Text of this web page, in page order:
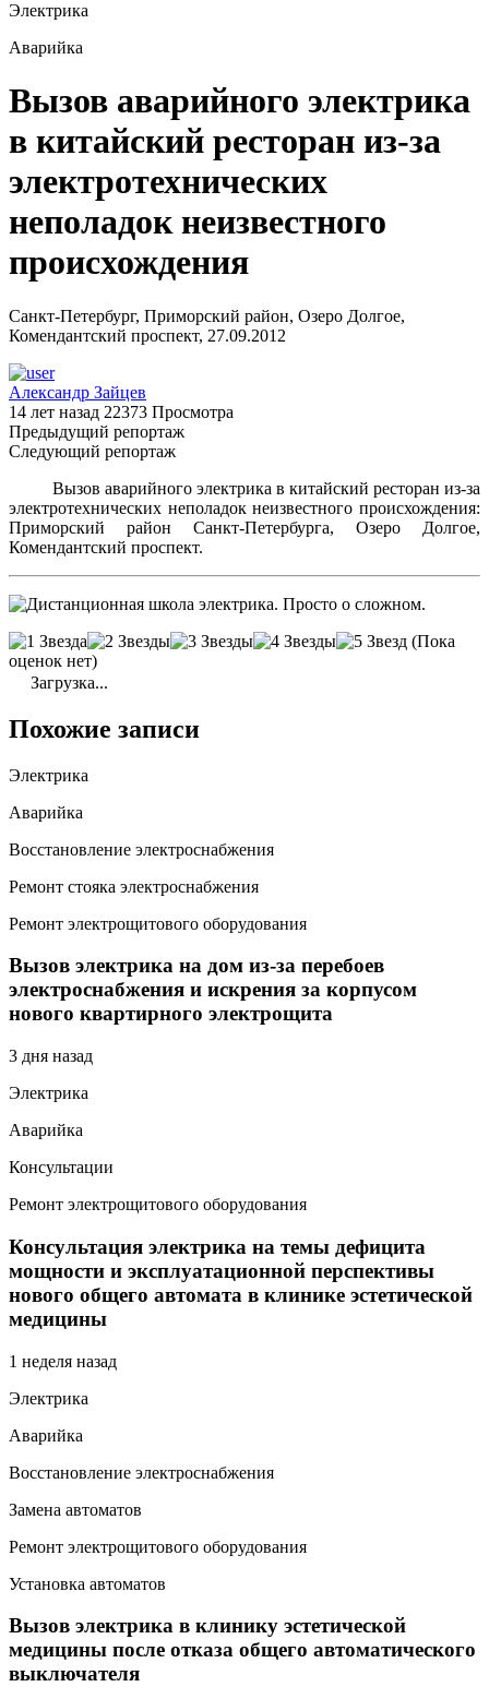
Электрика
Аварийка
Вызов аварийного электрика
в китайский ресторан из-за
электротехнических
неполадок неизвестного
происхождения
Санкт-Петербург, Приморский район, Озеро Долгое,
Комендантский проспект, 27.09.2012
Александр Зайцев
14 лет назад 22373 Просмотра
Предыдущий репортаж
Следующий репортаж
Вызов аварийного электрика в китайский ресторан из-за
электротехнических неполадок неизвестного происхождения:
Приморский район Санкт-Петербурга, Озеро Долгое,
Комендантский проспект.
(Пока
оценок нет)
Загрузка...
Похожие записи
Электрика
Аварийка
Восстановление электроснабжения
Ремонт стояка электроснабжения
Ремонт электрощитового оборудования
Вызов электрика на дом из-за перебоев
электроснабжения и искрения за корпусом
нового квартирного электрощита
3 дня назад
Электрика
Аварийка
Консультации
Ремонт электрощитового оборудования
Консультация электрика на темы дефицита
мощности и эксплуатационной перспективы
нового общего автомата в клинике эстетической
медицины
1 неделя назад
Электрика
Аварийка
Восстановление электроснабжения
Замена автоматов
Ремонт электрощитового оборудования
Установка автоматов
Вызов электрика в клинику эстетической
медицины после отказа общего автоматического
выключателя